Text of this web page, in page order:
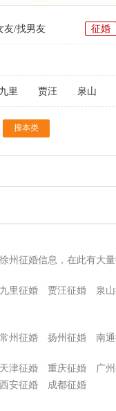
友/找男友 征婚
九里 贾汪 泉山
州征婚信息，在此有大
九里征婚 贾汪征婚 泉
常州征婚 扬州征婚 南
天津征婚 重庆征婚 广
西安征婚 成都征婚